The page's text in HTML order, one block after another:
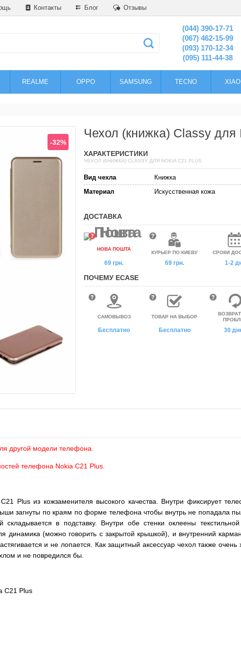
Контакты Блог Отзывы
(044) 390-17-71
(067) 462-15-99
(093) 170-12-34
(095) 111-44-38
REALME OPPO SAMSUNG TECNO
-32%
Чехол (книжка) Classy для
ХАРАКТЕРИСТИКИ
ЧЕХОЛ (КНИЖКА) CLASSY ДЛЯ NOKIA C21 PLUS
Вид чехла
Книжка
Материал
Искусственная кожа
ДОСТАВКА
НОВА ПОШТА
69 грн.
КУРЬЕР ПО КИЕВУ
69 грн.
СРОКИ
1-2
ПОЧЕМУ ECASE
САМОВЫВОЗ
Бесплатно
ТОВАР НА ВЫБОР
Бесплатно 30
другой модели телефона.
телефона Nokia C21 Plus.
Plus из кожзаменителя высокого качества. Внутри фиксирует
загнуты по краям по форме телефона чтобы внутрь не попадала
в подставку. Внутри обе стенки оклеены
динамика (можно говорить с закрытой крышкой), и внутренний
и не лопается. Как защитный аксессуар чехол также
и не повредился бы.
C21 Plus